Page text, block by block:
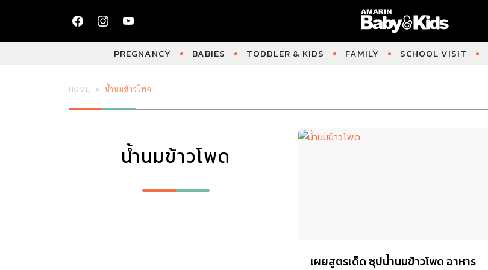
PREGNANCY BABIES TODDLER & KIDS FAMILY SCHOOL VISIT
HOME น้ำนมข้าวโพด
น้ำนมข้าวโพด
เผยสูตรเด็ด ซุปน้ำนมข้าวโพด อาหาร